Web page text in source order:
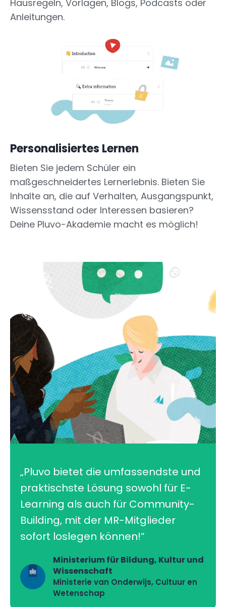
Hausregeln, Vorlagen, Blogs, Podcasts oder
Anleitungen.
Personalisiertes Lernen
Bieten Sie jedem Schüler ein
maßgeschneidertes Lernerlebnis. Bieten Sie
Inhalte an, die auf Verhalten, Ausgangspunkt,
Wissensstand oder Interessen basieren?
Deine Pluvo-Akademie macht es möglich!
„Pluvo bietet die umfassendste und
praktischste Lösung sowohl für E-
Learning als auch für Community-
Building, mit der MR-Mitglieder
sofort loslegen können!“
Ministerium für Bildung, Kultur und
Wissenschaft
Ministerie van Onderwijs, Cultuur en
Wetenschap